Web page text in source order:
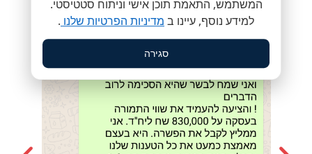
המשתמש, התאמת תוכן אישי וניתוח סטטיסטי.
למידע נוסף, עיינו ב מדיניות הפרטיות שלנו .
סגירה